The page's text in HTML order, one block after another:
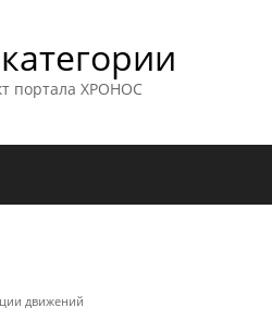
портала ХРОНОС
движений